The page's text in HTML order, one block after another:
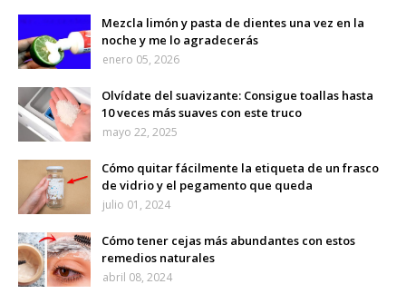
Mezcla limón y pasta de dientes una vez en la
noche y me lo agradecerás
enero 05, 2026
Olvídate del suavizante: Consigue toallas hasta
10 veces más suaves con este truco
mayo 22, 2025
Cómo quitar fácilmente la etiqueta de un frasco
de vidrio y el pegamento que queda
julio 01, 2024
Cómo tener cejas más abundantes con estos
remedios naturales
abril 08, 2024